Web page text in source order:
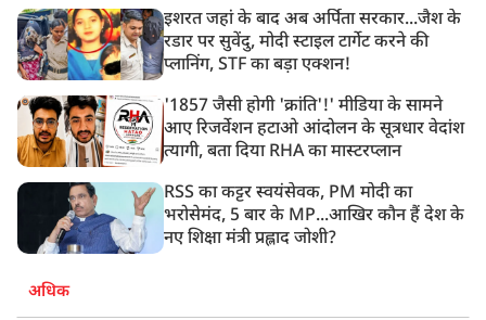
इशरत जहां के बाद अब अर्पिता सरकार...जैश के
रडार पर सुवेंदु, मोदी स्टाइल टार्गेट करने की
प्लानिंग, STF का बड़ा एक्शन!
'1857 जैसी होगी 'क्रांति'!' मीडिया के सामने
आए रिजर्वेशन हटाओ आंदोलन के सूत्रधार वेदांश
त्यागी, बता दिया RHA का मास्टरप्लान
RSS का कट्टर स्वयंसेवक, PM मोदी का
भरोसेमंद, 5 बार के MP...आखिर कौन हैं देश के
नए शिक्षा मंत्री प्रह्लाद जोशी?
अधिक